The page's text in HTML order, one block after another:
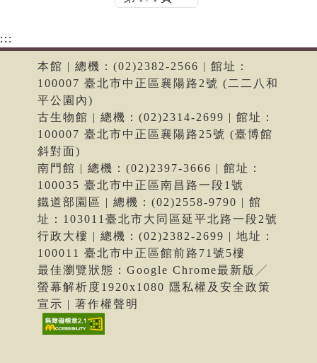
:::
本館 | 總機：(02)2382-2566 | 館址：
100007 臺北市中正區襄陽路2號 (二二八和
平公園內)
古生物館 | 總機：(02)2314-2699 | 館址：
100007 臺北市中正區襄陽路25號 (臺博館
斜對面)
南門館 | 總機：(02)2397-3666 | 館址：
100035 臺北市中正區南昌路一段1號
鐵道部園區 | 總機：(02)2558-9790 | 館
址：103011臺北市大同區延平北路一段2號
行政大樓 | 總機：(02)2382-2699 | 地址：
100011 臺北市中正區館前路71號5樓
最佳瀏覽狀態：Google Chrome最新版╱
螢幕解析度1920x1080 隱私權及安全政策
宣示 | 著作權聲明